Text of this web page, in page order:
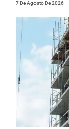
7 De Agosto De 2026